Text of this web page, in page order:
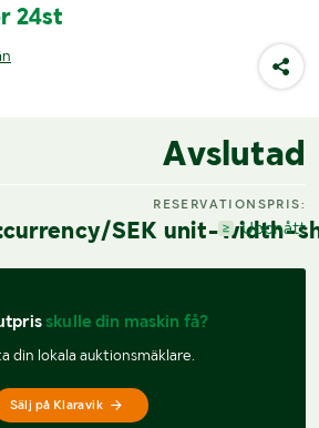
24st
Avslutad
SEK unit-width-
RESERVATIONSPRIS:
Uppnått
skulle din maskin få?
din lokala auktionsmäklare.
Sälj på Klaravik